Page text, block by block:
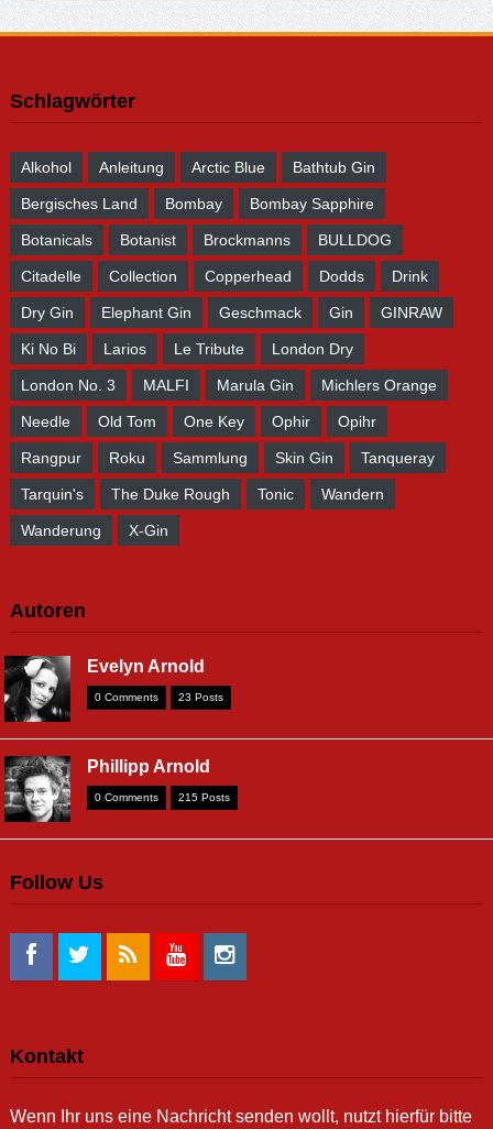
Schlagwörter
Alkohol Anleitung Arctic Blue Bathtub Gin
Bergisches Land Bombay Bombay Sapphire
Botanicals Botanist Brockmanns BULLDOG
Citadelle Collection Copperhead Dodds Drink
Dry Gin Elephant Gin Geschmack Gin GINRAW
Ki No Bi Larios Le Tribute London Dry
London No. 3 MALFI Marula Gin Michlers Orange
Needle Old Tom One Key Ophir Opihr
Rangpur Roku Sammlung Skin Gin Tanqueray
Tarquin's The Duke Rough Tonic Wandern
Wanderung X-Gin
Autoren
Evelyn Arnold
0 Comments 23 Posts
Phillipp Arnold
0 Comments 215 Posts
Follow Us
Kontakt
Wenn Ihr uns eine Nachricht senden wollt, nutzt hierfür bitte